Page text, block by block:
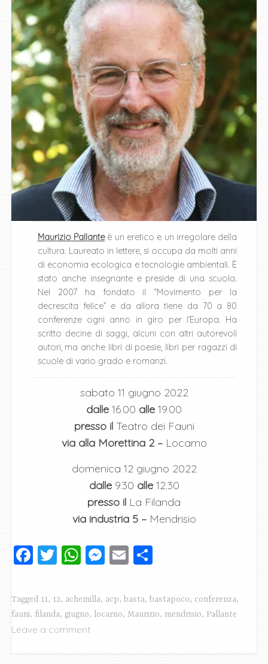
Maurizio Pallanteè un eretico e un irregolare della
cultura. Laureato in lettere, si occupa da molti anni
di economia ecologica e tecnologie ambientali. È
stato anche insegnante e preside di una scuola.
Nel 2007 ha fondato il “Movimento per la
decrescita felice” e da allora tiene da 70 a 80
conferenze ogni anno in giro per l’Europa. Ha
scritto decine di saggi, alcuni con altri autorevoli
autori, ma anche libri di poesie, libri per ragazzi di
scuole di vario grado e romanzi.
sabato 11 giugno 2022
dalle 16.00 alle 19.00
presso ilTeatro dei Fauni
via alla Morettina 2 –Locarno
domenica 12 giugno 2022
dalle9.30 alle12.30
presso il La Filanda
via industria 5 –Mendrisio
F
c
e
b
T
tt
er
W
at
s
A
M
ss
e
E
ai
l
C
n
di
Tagged 11, 12, achemilla, acp, basta, bastapoco, conferenza,
fauni, filanda, giugno, locarno, Maurizio, mendrisio, Pallante
Leave a comment